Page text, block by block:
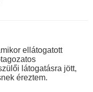
ellátogatott
látogatásra jött,
éreztem.